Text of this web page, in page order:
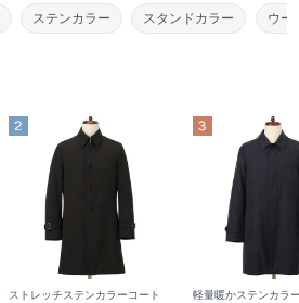
ステンカラー スタンドカラー ウー
ストレッチステンカラーコート
軽量暖かステンカラ